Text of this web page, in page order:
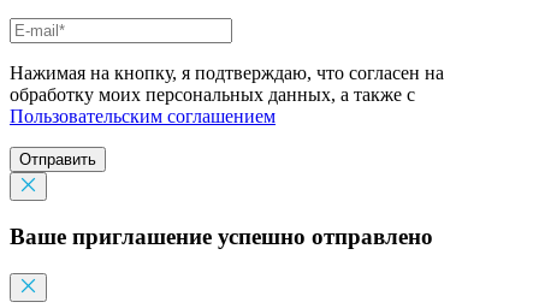
Нажимая на кнопку, я подтверждаю, что согласен на
обработку моих персональных данных, а также с
Пользовательским соглашением
Отправить
Ваше приглашение успешно отправлено